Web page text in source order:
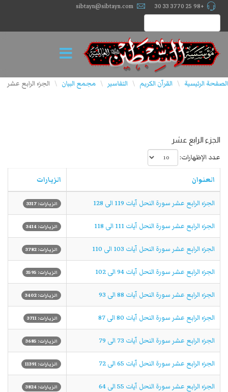
+98 25 3770 33 30
sibtayn@sibtayn.com
الصفحة الرئيسية \ القرآن الكريم \ التفاسير \ مجمع البيان \ الجزء الرابع عشر
الجزء الرابع عشر
عدد الإظهارات:
العنوان الزيارات
الجزء الرابع عشر سورة النحل آیات 119 الى 128 الزيارات: 3317
الجزء الرابع عشر سورة النحل آیات 111 الى 118 الزيارات: 3414
الجزء الرابع عشر سورة النحل آیات 103 الى 110 الزيارات: 3782
الجزء الرابع عشر سورة النحل آیات 94 الى 102 الزيارات: 3595
الجزء الرابع عشر سورة النحل آیات 88 الى 93 الزيارات: 3402
الجزء الرابع عشر سورة النحل آیات 80 الى 87 الزيارات: 3711
الجزء الرابع عشر سورة النحل آیات 73 الى 79 الزيارات: 3685
الجزء الرابع عشر سورة النحل آیات 65 الى 72 الزيارات: 11391
الجزء الرابع عشر سورة النحل آیات 55 الى 64 الزيارات: 3824